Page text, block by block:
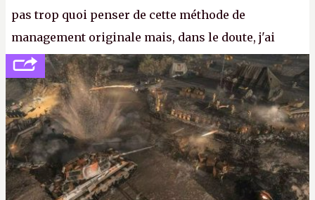
pas trop quoi penser de cette méthode de
management originale mais, dans le doute, j'ai
décidé d'apprendre par cœur les 300 derniers
numéros deCanard PCavant de demander une
augmentation à Ivan Le Fou.A.